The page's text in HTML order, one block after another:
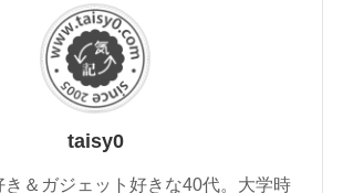
taisy0
き＆ガジェット好きな40代。大学時